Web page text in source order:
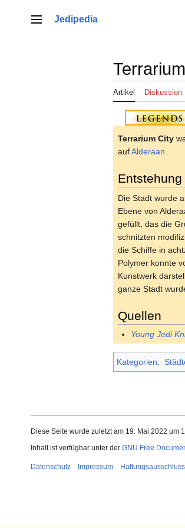
springenHauptmenü
Jedipedia
Artikel Diskussion
Terrarium City
aufAlderaan
Entstehung
Die Stadt wurde
Ebene von
gefüllt, das die
schnitzten
die Schiffe in
Polymer konnte
Kunstwerk
ganze Stadt
Quellen
Young Jedi
Kategorien:
Diese Seite wurde zuletzt am 19. Mai 2022 um
Inhalt ist verfügbar unter der GNU Free
Datenschutz Impressum Haftungsausschluss